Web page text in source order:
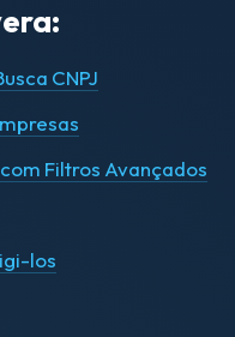
CNPJ
Filtros Avançados
los